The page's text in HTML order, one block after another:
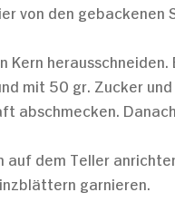
von den gebackenen
herausschneiden.
mit 50 gr. Zucker
abschmecken.
dem Teller
garnieren.